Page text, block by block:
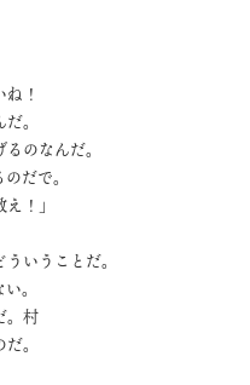
！
。
のなんだ。
だで。
！」
いうことだ。
。
。村
。